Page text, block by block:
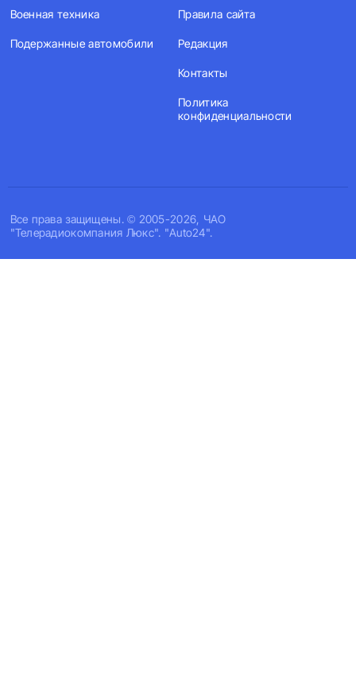
Все права защищены. © 2005-2026, ЧАО
"Телерадиокомпания Люкс". "Auto24".
Военная техника
Подержанные автомобили
Правила сайта
Редакция
Контакты
Политика
конфиденциальности